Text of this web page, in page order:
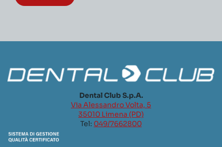
Dental Club S.p.A.
Via Alessandro Volta, 5
35010 Limena (PD)
Tel: 049/7662800